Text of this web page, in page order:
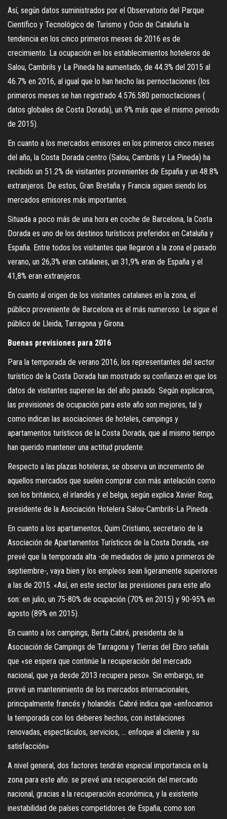
Así, según datos suministrados por el Observatorio del Parque
Científico y Tecnológico de Turismo y Ocio de Cataluña la
tendencia en los cinco primeros meses de 2016 es de
crecimiento. La ocupación en los establecimientos hoteleros de
Salou, Cambrils y La Pineda ha aumentado, de 44.3% del 2015 al
46.7% en 2016, al igual que lo han hecho las pernoctaciones (los
primeros meses se han registrado 4.576.580 pernoctaciones (
datos globales de Costa Dorada), un 9% más que el mismo periodo
de 2015).
En cuanto a los mercados emisores en los primeros cinco meses
del año, la Costa Dorada centro (Salou, Cambrils y La Pineda) ha
recibido un 51.2% de visitantes provenientes de España y un 48.8%
extranjeros. De estos, Gran Bretaña y Francia siguen siendo los
mercados emisores más importantes.
Situada a poco más de una hora en coche de Barcelona, la Costa
Dorada es uno de los destinos turísticos preferidos en Cataluña y
España. Entre todos los visitantes que llegaron a la zona el pasado
verano, un 26,3% eran catalanes, un 31,9% eran de España y el
41,8% eran extranjeros.
En cuanto al origen de los visitantes catalanes en la zona, el
público proveniente de Barcelona es el más numeroso. Le sigue el
público de Lleida, Tarragona y Girona.
Buenas previsiones para 2016
Para la temporada de verano 2016, los representantes del sector
turístico de la Costa Dorada han mostrado su confianza en que los
datos de visitantes superen las del año pasado. Según explicaron,
las previsiones de ocupación para este año son mejores, tal y
como indican las asociaciones de hoteles, campings y
apartamentos turísticos de la Costa Dorada, que al mismo tiempo
han querido mantener una actitud prudente.
Respecto a las plazas hoteleras, se observa un incremento de
aquellos mercados que suelen comprar con más antelación como
son los británico, el irlandés y el belga, según explica Xavier Roig,
presidente de la Asociación Hotelera Salou-Cambrils-La Pineda .
En cuanto a los apartamentos, Quim Cristiano, secretario de la
Asociación de Apartamentos Turísticos de la Costa Dorada, «se
prevé que la temporada alta -de mediados de junio a primeros de
septiembre-, vaya bien y los empleos sean ligeramente superiores
a las de 2015. «Así, en este sector las previsiones para este año
son: en julio, un 75-80% de ocupación (70% en 2015) y 90-95% en
agosto (89% en 2015).
En cuanto a los campings, Berta Cabré, presidenta de la
Asociación de Campings de Tarragona y Tierras del Ebro señala
que «se espera que continúe la recuperación del mercado
nacional, que ya desde 2013 recupera peso». Sin embargo, se
prevé un mantenimiento de los mercados internacionales,
principalmente francés y holandés. Cabré indica que «enfocamos
la temporada con los deberes hechos, con instalaciones
renovadas, espectáculos, servicios, … enfoque al cliente y su
satisfacción»
A nivel general, dos factores tendrán especial importancia en la
zona para este año: se prevé una recuperación del mercado
nacional, gracias a la recuperación económica, y la existente
inestabilidad de países competidores de España, como son